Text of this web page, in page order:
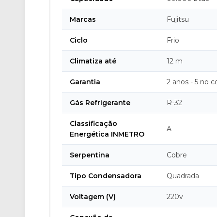
Marcas Fujitsu
Ciclo Frio
Climatiza até 12 m
Garantia 2 anos - 5 no
Gás Refrigerante R-32
Classificação
Energética INMETRO
A
Serpentina Cobre
Tipo Condensadora Quadrada
Voltagem (V) 220v